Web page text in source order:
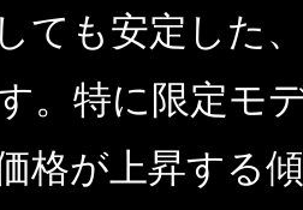
ても安定した
。特に限定モ
格が上昇する